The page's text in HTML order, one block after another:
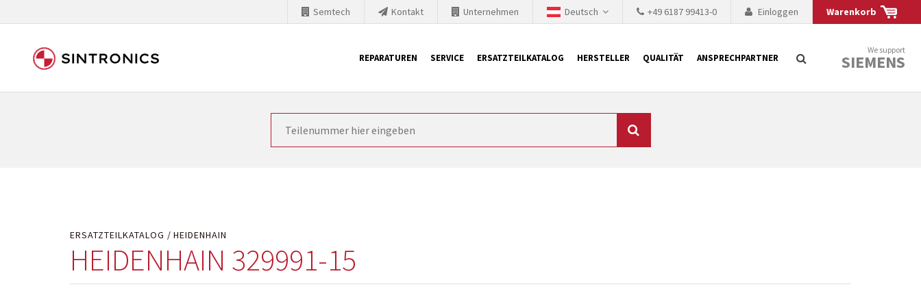
Warenkorb
Einloggen
+49 6187 99413-0
Deutsch
Unternehmen
Kontakt
Semtech
REPARATUREN SERVICE ERSATZTEILKATALOG HERSTELLER QUALITÄT ANSPRECHPARTNER
We support
SIEMENS
Unsere Zusammenarbeit mit Siemens
ERSATZTEILKATALOG HEIDENHAIN
HEIDENHAIN 329991-15